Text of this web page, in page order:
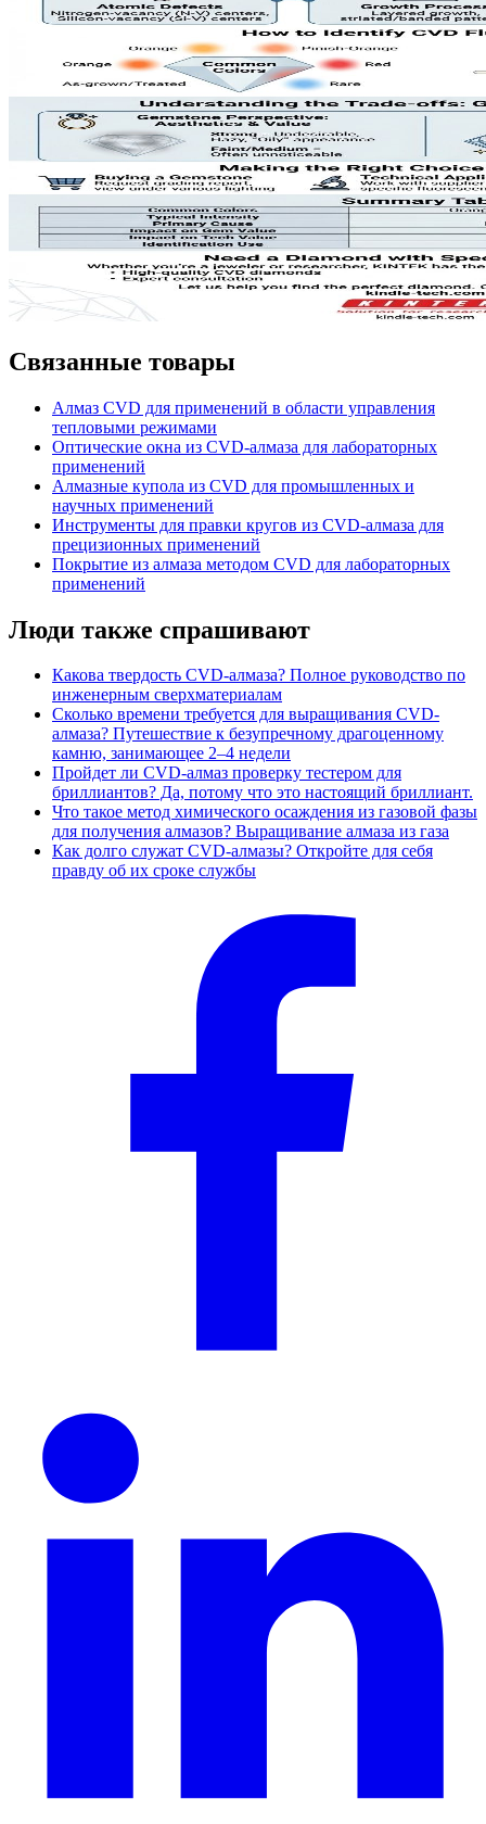
Связанные товары
Алмаз CVD для применений в области управления
тепловыми режимами
Оптические окна из CVD-алмаза для лабораторных
применений
Алмазные купола из CVD для промышленных и
научных применений
Инструменты для правки кругов из CVD-алмаза для
прецизионных применений
Покрытие из алмаза методом CVD для лабораторных
применений
Люди также спрашивают
Какова твердость CVD-алмаза? Полное руководство по
инженерным сверхматериалам
Сколько времени требуется для выращивания CVD-
алмаза? Путешествие к безупречному драгоценному
камню, занимающее 2–4 недели
Пройдет ли CVD-алмаз проверку тестером для
бриллиантов? Да, потому что это настоящий бриллиант.
Что такое метод химического осаждения из газовой фазы
для получения алмазов? Выращивание алмаза из газа
Как долго служат CVD-алмазы? Откройте для себя
правду об их сроке службы